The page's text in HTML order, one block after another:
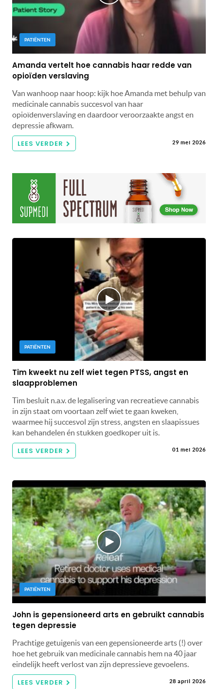
PATIËNTEN
Amanda vertelt hoe cannabis haar redde van
opioïden verslaving
Van wanhoop naar hoop: kijk hoe Amanda met behulp van
medicinale cannabis succesvol van haar
opioïdenverslaving en daardoor veroorzaakte angst en
depressie afkwam.
LEES VERDER 29 mei 2026
PATIËNTEN
Tim kweekt nu zelf wiet tegen PTSS, angst en
slaapproblemen
Tim besluit n.a.v. de legalisering van recreatieve cannabis
in zijn staat om voortaan zelf wiet te gaan kweken,
waarmee hij succesvol zijn stress, angsten en slaapissues
kan behandelen én stukken goedkoper uit is.
LEES VERDER 01 mei 2026
PATIËNTEN
John is gepensioneerd arts en gebruikt cannabis
tegen depressie
Prachtige getuigenis van een gepensioneerde arts (!) over
hoe het gebruik van medicinale cannabis hem na 40 jaar
eindelijk heeft verlost van zijn depressieve gevoelens.
LEES VERDER 28 april 2026